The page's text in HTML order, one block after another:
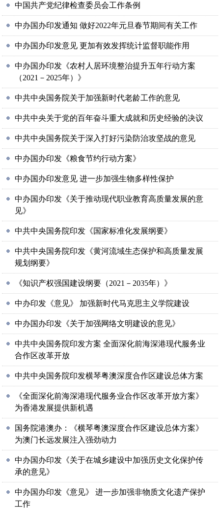
中国共产党纪律检查委员会工作条例
中办国办印发通知 做好2022年元旦春节期间有关工作
中办国办印发意见 更加有效发挥统计监督职能作用
中办国办印发《农村人居环境整治提升五年行动方案
（2021－2025年）》
中共中央国务院关于加强新时代老龄工作的意见
中共中央关于党的百年奋斗重大成就和历史经验的决议
中共中央国务院关于深入打好污染防治攻坚战的意见
中办国办印发《粮食节约行动方案》
中办国办印发意见 进一步加强生物多样性保护
中办国办印发《关于推动现代职业教育高质量发展的意
见》
中共中央国务院印发《国家标准化发展纲要》
中共中央国务院印发《黄河流域生态保护和高质量发展
规划纲要》
《知识产权强国建设纲要（2021－2035年）》
中办印发《意见》 加强新时代马克思主义学院建设
中办国办印发《关于加强网络文明建设的意见》
中共中央国务院印发方案 全面深化前海深港现代服务业
合作区改革开放
中共中央国务院印发横琴粤澳深度合作区建设总体方案
《全面深化前海深港现代服务业合作区改革开放方案》
为香港发展提供新机遇
国务院港澳办：《横琴粤澳深度合作区建设总体方案》
为澳门长远发展注入强劲动力
中办国办印发《关于在城乡建设中加强历史文化保护传
承的意见》
中办国办印发《意见》 进一步加强非物质文化遗产保护
工作